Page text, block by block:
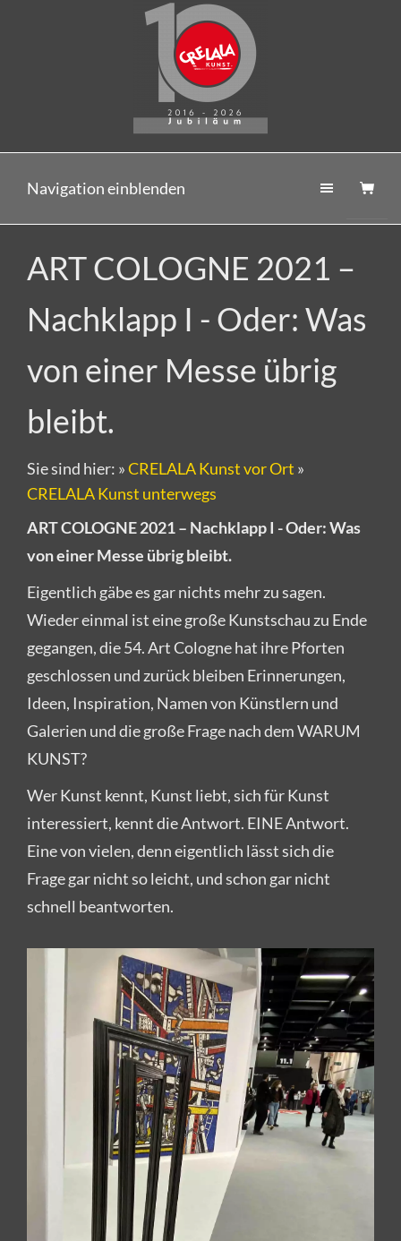
Navigation einblenden
ART COLOGNE 2021 –
Nachklapp I - Oder: Was
von einer Messe übrig
bleibt.
Sie sind hier: »CRELALA Kunst vor Ort »
CRELALA Kunst unterwegs
ART COLOGNE 2021 – Nachklapp I - Oder: Was
von einer Messe übrig bleibt.
Eigentlich gäbe es gar nichts mehr zu sagen.
Wieder einmal ist eine große Kunstschau zu Ende
gegangen, die 54. Art Cologne hat ihre Pforten
geschlossen und zurück bleiben Erinnerungen,
Ideen, Inspiration, Namen von Künstlern und
Galerien und die große Frage nach dem WARUM
KUNST?
Wer Kunst kennt, Kunst liebt, sich für Kunst
interessiert, kennt die Antwort. EINE Antwort.
Eine von vielen, denn eigentlich lässt sich die
Frage gar nicht so leicht, und schon gar nicht
schnell beantworten.